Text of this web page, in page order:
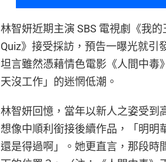
林智妍近期主演 SBS 電視劇《我
Quiz》接受採訪，預告一曝光就引
坦言雖然憑藉情色電影《人間中毒
天沒工作」的迷惘低潮。
林智妍回憶，當年以新人之姿受到
想像中順利銜接後續作品，「明明
還是得過啊」。她更直言，那段時